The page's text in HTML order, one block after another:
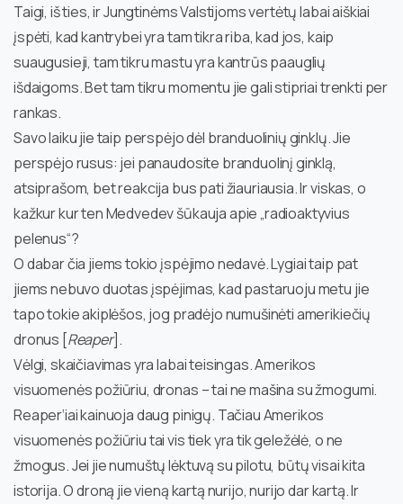
Taigi, iš ties, ir Jungtinėms Valstijoms vertėtų labai aiškiai
įspėti, kad kantrybei yra tam tikra riba, kad jos, kaip
suaugusieji, tam tikru mastu yra kantrūs paauglių
išdaigoms. Bet tam tikru momentu jie gali stipriai trenkti per
rankas.
Savo laiku jie taip perspėjo dėl branduolinių ginklų. Jie
perspėjo rusus: jei panaudosite branduolinį ginklą,
atsiprašom, bet reakcija bus pati žiauriausia. Ir viskas, o
kažkur kur ten Medvedev šūkauja apie „radioaktyvius
pelenus“?
O dabar čia jiems tokio įspėjimo nedavė. Lygiai taip pat
jiems nebuvo duotas įspėjimas, kad pastaruoju metu jie
tapo tokie akiplėšos, jog pradėjo numušinėti amerikiečių
dronus [Reaper].
Vėlgi, skaičiavimas yra labai teisingas. Amerikos
visuomenės požiūriu, dronas – tai ne mašina su žmogumi.
Reaper‘iai kainuoja daug pinigų. Tačiau Amerikos
visuomenės požiūriu tai vis tiek yra tik geležėlė, o ne
žmogus. Jei jie numuštų lėktuvą su pilotu, būtų visai kita
istorija. O droną jie vieną kartą nurijo, nurijo dar kartą. Ir